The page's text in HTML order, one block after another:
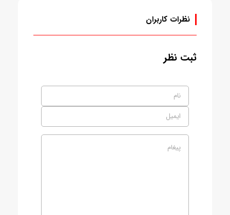
نظرات کاربران
ثبت نظر